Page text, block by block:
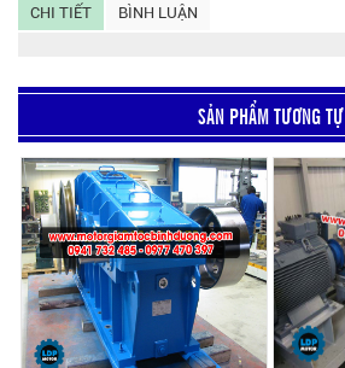
CHI TIẾT BÌNH LUẬN
SẢN PHẨM TƯƠNG TỰ